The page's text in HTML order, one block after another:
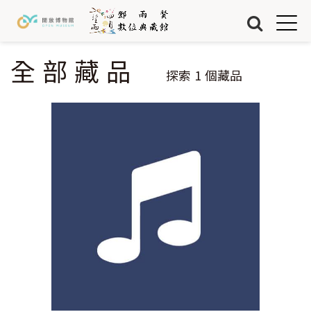
關於我們
Jump to Navigation
Jump to Main content
您在這裡
全部藏品 探索 1 個藏品